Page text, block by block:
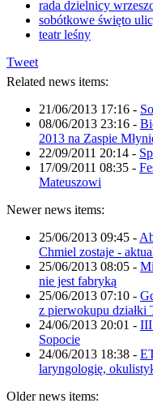
rada dzielnicy
sobótkowe święto
teatr leśny
Tweet
Related news items:
21/06/2013 17:16 -
08/06/2013 23:16 -
2013 na Zaspie
22/09/2011 20:14 -
17/09/2011 08:35 -
Mateuszowi
Newer news items:
25/06/2013 09:45 -
Chmiel zostaje -
25/06/2013 08:05 -
nie jest fabryką
25/06/2013 07:10 -
z pierwokupu działki
24/06/2013 20:01 - III
Sopocie
24/06/2013 18:38 -
laryngologię,
Older news items: